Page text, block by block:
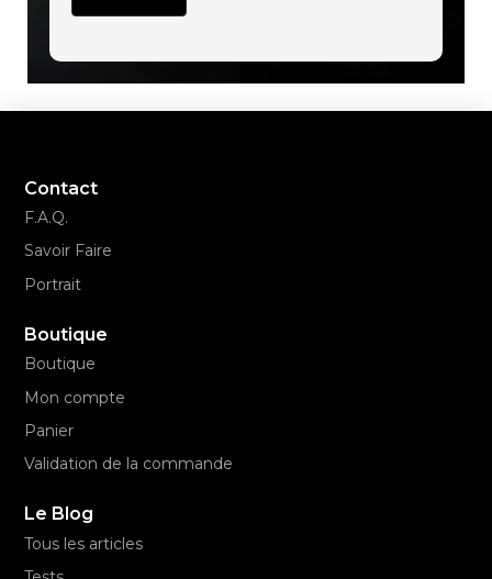
Contact
F.A.Q.
Savoir Faire
Portrait
Boutique
Boutique
Mon compte
Panier
Validation de la commande
Le Blog
Tous les articles